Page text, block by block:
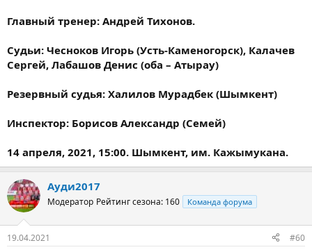
Главный тренер: Андрей Тихонов.
Судьи: Чесноков Игорь (Усть-Каменогорск), Калачев
Сергей, Лабашов Денис (оба – Атырау)
Резервный судья: Халилов Мурадбек (Шымкент)
Инспектор: Борисов Александр (Семей)
14 апреля, 2021, 15:00. Шымкент, им. Кажымукана.
Ауди2017
Модератор Рейтинг сезона: 160 Команда форума
19.04.2021 #60